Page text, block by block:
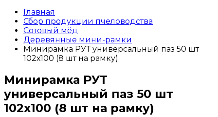
Главная
Сбор продукции пчеловодства
Сотовый мёд
Деревянные мини-рамки
Минирамка РУТ универсальный паз 50 шт
102х100 (8 шт на рамку)
Минирамка РУТ
универсальный паз 50 шт
102х100 (8 шт на рамку)